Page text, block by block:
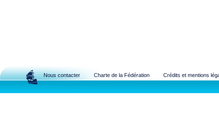
Nous contacter Charte de la Fédération Crédits et mentions